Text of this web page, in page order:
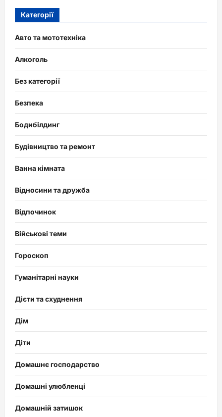
Категорії
Авто та мототехніка
Алкоголь
Без категорії
Безпека
Бодибілдинг
Будівництво та ремонт
Ванна кімната
Відносини та дружба
Відпочинок
Військові теми
Гороскоп
Гуманітарні науки
Дієти та схуднення
Дім
Діти
Домашнє господарство
Домашні улюбленці
Домашній затишок